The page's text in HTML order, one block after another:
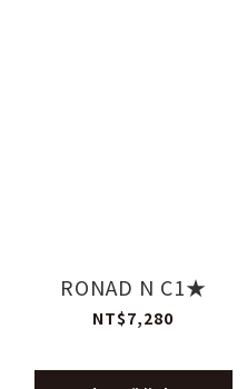
RONAD N C1★
NT$7,280